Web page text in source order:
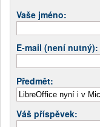
Vaše jméno:
E-mail (není nutný):
Předmět:
Váš příspěvek: